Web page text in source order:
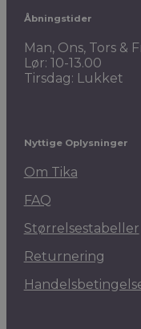
Åbningstider
Man, Ons, Tors &
Lør: 10-13.00
Tirsdag: Lukket
Nyttige Oplysninger
Om Tika
FAQ
Størrelsestabeller
Returnering